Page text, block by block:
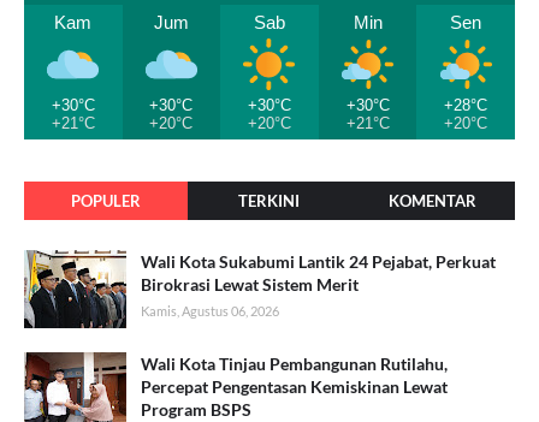
Kam
+30°C
+21°C
Jum
+30°C
+20°C
Sab
+30°C
+20°C
Min
+30°C
+21°C
Sen
+28°C
+20°C
POPULER TERKINI KOMENTAR
Wali Kota Sukabumi Lantik 24 Pejabat, Perkuat
Birokrasi Lewat Sistem Merit
Kamis, Agustus 06, 2026
Wali Kota Tinjau Pembangunan Rutilahu,
Percepat Pengentasan Kemiskinan Lewat
Program BSPS